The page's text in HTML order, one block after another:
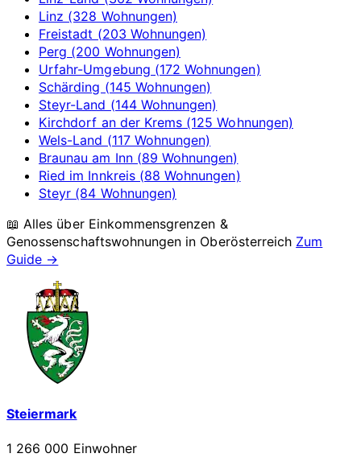
Linz (328 Wohnungen)
Freistadt (203 Wohnungen)
Perg (200 Wohnungen)
Urfahr-Umgebung (172 Wohnungen)
Schärding (145 Wohnungen)
Steyr-Land (144 Wohnungen)
Kirchdorf an der Krems (125 Wohnungen)
Wels-Land (117 Wohnungen)
Braunau am Inn (89 Wohnungen)
Ried im Innkreis (88 Wohnungen)
Steyr (84 Wohnungen)
📖 Alles über Einkommensgrenzen &
Genossenschaftswohnungen in Oberösterreich Zum
Guide →
Steiermark
1 266 000 Einwohner